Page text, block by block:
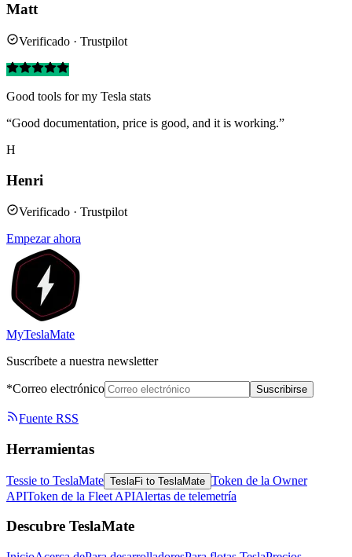
Matt
Verificado · Trustpilot
Good tools for my Tesla stats
“Good documentation, price is good, and it is working.”
H
Henri
Verificado · Trustpilot
Empezar ahora
MyTeslaMate
Suscríbete a nuestra newsletter
*Correo electrónico Suscribirse
Fuente RSS
Herramientas
Tessie to TeslaMate TeslaFi to TeslaMate Token de la Owner
APIToken de la Fleet APIAlertas de telemetría
Descubre TeslaMate